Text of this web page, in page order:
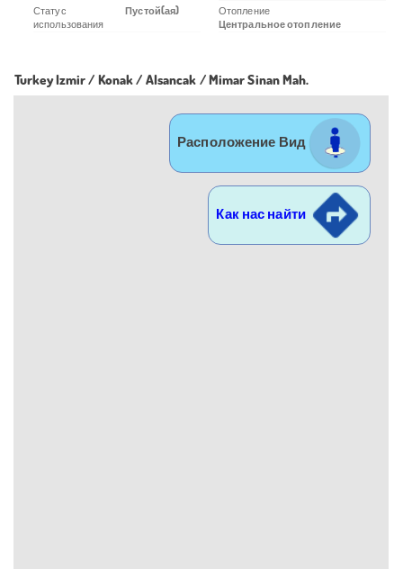
Статус
использования
Пустой(ая)
Отопление
Центральное отопление
Turkey Izmir / Konak/ Alsancak / Mimar Sinan Mah.
Расположение Вид
Как нас найти